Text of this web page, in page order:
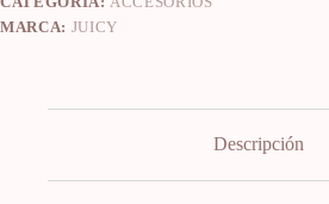
MARCA: JUICY
Descripción